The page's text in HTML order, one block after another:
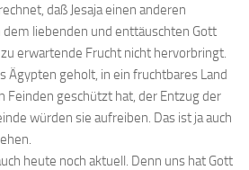
daß Jesaja einen anderen
dem liebenden und enttäuschten Gott
erwartende Frucht nicht hervorbringt.
Ägypten geholt, in ein fruchtbares Land
Feinden geschützt hat, der Entzug der
würden sie aufreiben. Das ist ja auch
heute noch aktuell. Denn uns hat Gott